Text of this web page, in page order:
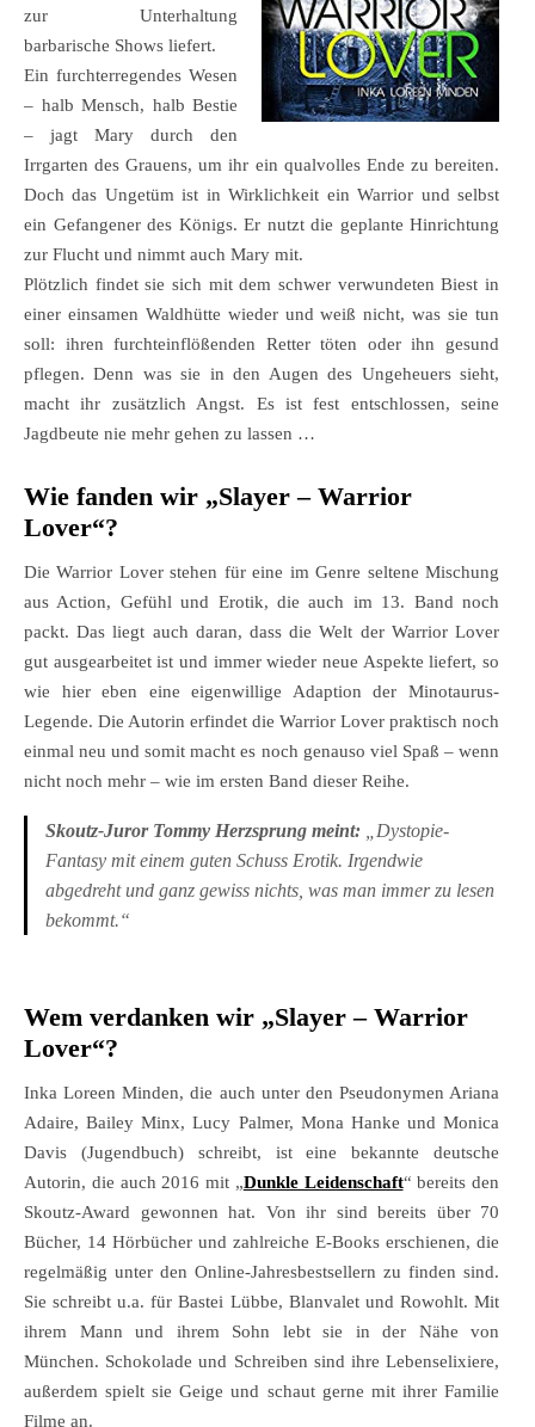
zur Unterhaltung
barbarische Shows liefert.
Ein furchterregendes Wesen
– halb Mensch, halb Bestie
– jagt Mary durch den
Irrgarten des Grauens, um ihr ein qualvolles Ende zu bereiten.
Doch das Ungetüm ist in Wirklichkeit ein Warrior und selbst
ein Gefangener des Königs. Er nutzt die geplante Hinrichtung
zur Flucht und nimmt auch Mary mit.
Plötzlich findet sie sich mit dem schwer verwundeten Biest in
einer einsamen Waldhütte wieder und weiß nicht, was sie tun
soll: ihren furchteinflößenden Retter töten oder ihn gesund
pflegen. Denn was sie in den Augen des Ungeheuers sieht,
macht ihr zusätzlich Angst. Es ist fest entschlossen, seine
Jagdbeute nie mehr gehen zu lassen …
Wie fanden wir „Slayer – Warrior
Lover“?
Die Warrior Lover stehen für eine im Genre seltene Mischung
aus Action, Gefühl und Erotik, die auch im 13. Band noch
packt. Das liegt auch daran, dass die Welt der Warrior Lover
gut ausgearbeitet ist und immer wieder neue Aspekte liefert, so
wie hier eben eine eigenwillige Adaption der Minotaurus-
Legende. Die Autorin erfindet die Warrior Lover praktisch noch
einmal neu und somit macht es noch genauso viel Spaß – wenn
nicht noch mehr – wie im ersten Band dieser Reihe.
Skoutz-Juror Tommy Herzsprung meint:
„Dystopie-
Fantasy mit einem guten Schuss Erotik. Irgendwie
abgedreht und ganz gewiss nichts, was man immer zu lesen
bekommt.“
Wem verdanken wir „Slayer – Warrior
Lover“?
Inka Loreen Minden, die auch unter den Pseudonymen Ariana
Adaire, Bailey Minx, Lucy Palmer, Mona Hanke und Monica
Davis (Jugendbuch) schreibt, ist eine bekannte deutsche
Autorin, die auch 2016 mit „Dunkle Leidenschaft“ bereits den
Skoutz-Award gewonnen hat. Von ihr sind bereits über 70
Bücher, 14 Hörbücher und zahlreiche E-Books erschienen, die
regelmäßig unter den Online-Jahresbestsellern zu finden sind.
Sie schreibt u.a. für Bastei Lübbe, Blanvalet und Rowohlt. Mit
ihrem Mann und ihrem Sohn lebt sie in der Nähe von
München. Schokolade und Schreiben sind ihre Lebenselixiere,
außerdem spielt sie Geige und schaut gerne mit ihrer Familie
Filme an.